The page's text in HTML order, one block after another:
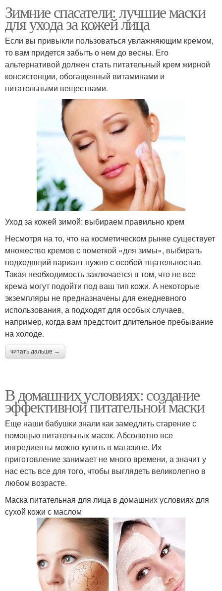
Зимние спасатели: лучшие маски
для ухода за кожей лица
Если вы привыкли пользоваться увлажняющим кремом,
то вам придется забыть о нем до весны. Его
альтернативой должен стать питательный крем жирной
консистенции, обогащенный витаминами и
питательными веществами.
Уход за кожей зимой: выбираем правильно крем
Несмотря на то, что на косметическом рынке существует
множество кремов с пометкой «для зимы», выбирать
подходящий вариант нужно с особой тщательностью.
Такая необходимость заключается в том, что не все
крема могут подойти под ваш тип кожи. А некоторые
экземпляры не предназначены для ежедневного
использования, а подходят для особых случаев,
например, когда вам предстоит длительное пребывание
на холоде.
читать дальше →
В домашних условиях: создание
эффективной питательной маски
Еще наши бабушки знали как замедлить старение с
помощью питательных масок. Абсолютно все
ингредиенты можно купить в магазине. Их
приготовление занимает не много времени, а значит у
нас есть все для того, чтобы выглядеть великолепно в
любом возрасте.
Маска питательная для лица в домашних условиях для
сухой кожи с маслом